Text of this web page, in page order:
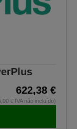
622,38 €
€ IVA não incluído)